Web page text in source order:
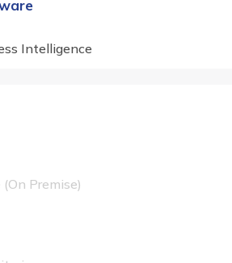
Intelligence
Premise)